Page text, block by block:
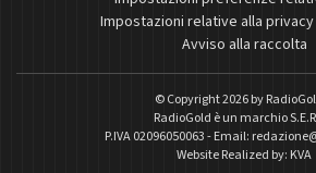
Impostazioni relative alla
Avviso alla raccolta
© Copyright 2026 by
RadioGold è un marchio
P.IVA 02096050063 - Email:
Website Realized by: KVA